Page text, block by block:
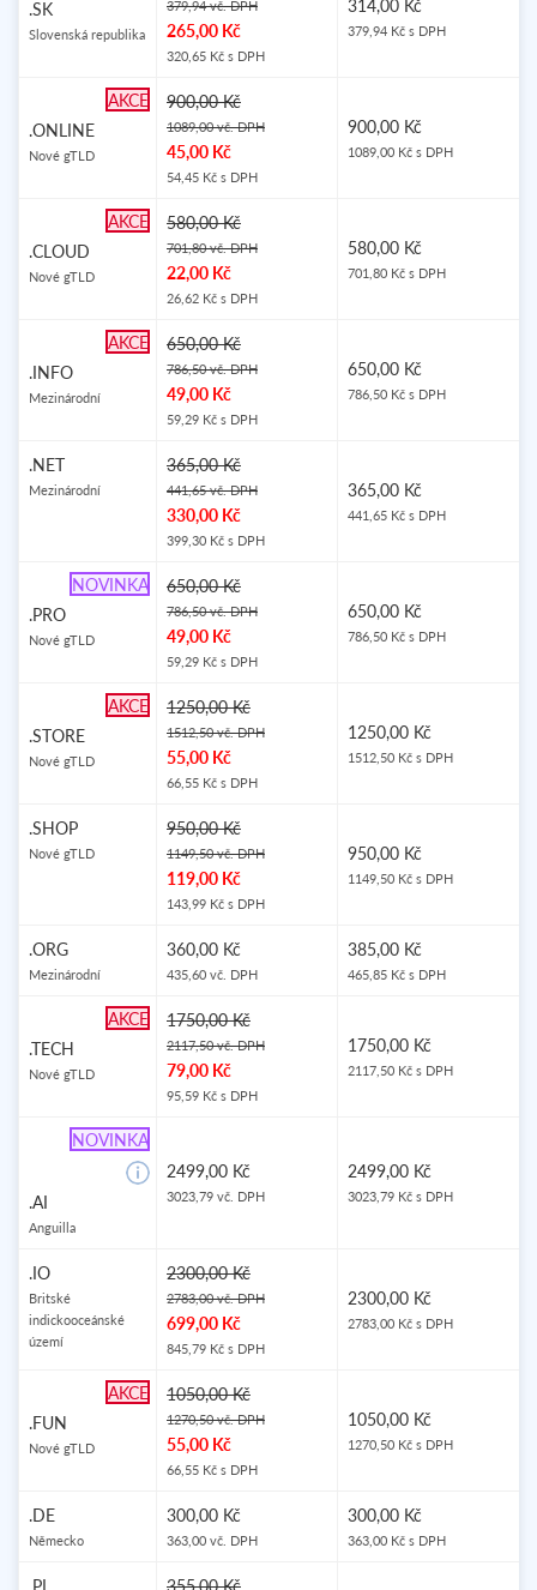
.SK
Slovenská republika
379,94 vč. DPH
265,00 Kč
320,65 Kč s DPH
314,00 Kč
379,94 Kč s DPH
AKCE
.ONLINE
Nové gTLD
900,00 Kč
1089,00 vč. DPH
45,00 Kč
54,45 Kč s DPH
900,00 Kč
1089,00 Kč s DPH
AKCE
.CLOUD
Nové gTLD
580,00 Kč
701,80 vč. DPH
22,00 Kč
26,62 Kč s DPH
580,00 Kč
701,80 Kč s DPH
AKCE
.INFO
Mezinárodní
650,00 Kč
786,50 vč. DPH
49,00 Kč
59,29 Kč s DPH
650,00 Kč
786,50 Kč s DPH
.NET
Mezinárodní
365,00 Kč
441,65 vč. DPH
330,00 Kč
399,30 Kč s DPH
365,00 Kč
441,65 Kč s DPH
NOVINKA
.PRO
Nové gTLD
650,00 Kč
786,50 vč. DPH
49,00 Kč
59,29 Kč s DPH
650,00 Kč
786,50 Kč s DPH
AKCE
.STORE
Nové gTLD
1250,00 Kč
1512,50 vč. DPH
55,00 Kč
66,55 Kč s DPH
1250,00 Kč
1512,50 Kč s DPH
.SHOP
Nové gTLD
950,00 Kč
1149,50 vč. DPH
119,00 Kč
143,99 Kč s DPH
950,00 Kč
1149,50 Kč s DPH
.ORG
Mezinárodní
360,00 Kč
435,60 vč. DPH
385,00 Kč
465,85 Kč s DPH
AKCE
.TECH
Nové gTLD
1750,00 Kč
2117,50 vč. DPH
79,00 Kč
95,59 Kč s DPH
1750,00 Kč
2117,50 Kč s DPH
NOVINKA
.AI
Anguilla
2499,00 Kč
3023,79 vč. DPH
2499,00 Kč
3023,79 Kč s DPH
.IO
Britské
indickooceánské
území
2300,00 Kč
2783,00 vč. DPH
699,00 Kč
845,79 Kč s DPH
2300,00 Kč
2783,00 Kč s DPH
AKCE
.FUN
Nové gTLD
1050,00 Kč
1270,50 vč. DPH
55,00 Kč
66,55 Kč s DPH
1050,00 Kč
1270,50 Kč s DPH
.DE
Německo
300,00 Kč
363,00 vč. DPH
300,00 Kč
363,00 Kč s DPH
.PL 355,00 Kč